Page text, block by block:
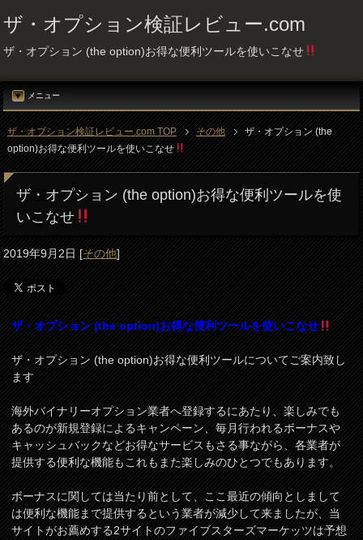
ザ・オプション検証レビュー.com
ザ・オプション (the option)お得な便利ツールを使いこなせ
メニュー
ザ・オプション検証レビュー.com TOP その他
ザ・オプション (the
option)お得な便利ツールを使いこなせ
ザ・オプション (the option)お得な便利ツールを使
いこなせ
2019年9月2日[その他]
ザ・オプション (the option)お得な便利ツールを使いこなせ
ザ・オプション (the option)お得な便利ツールについてご案内致し
ます
海外バイナリーオプション業者へ登録するにあたり、楽しみでも
あるのが新規登録によるキャンペーン、毎月行われるボーナスや
キャッシュバックなどお得なサービスもさる事ながら、各業者が
提供する便利な機能もこれもまた楽しみのひとつでもあります。
ボーナスに関しては当たり前として、ここ最近の傾向としまして
は便利な機能まで提供するという業者が減少して来ましたが、当
サイトがお薦めする2サイトのファイブスターズマーケッツは予想